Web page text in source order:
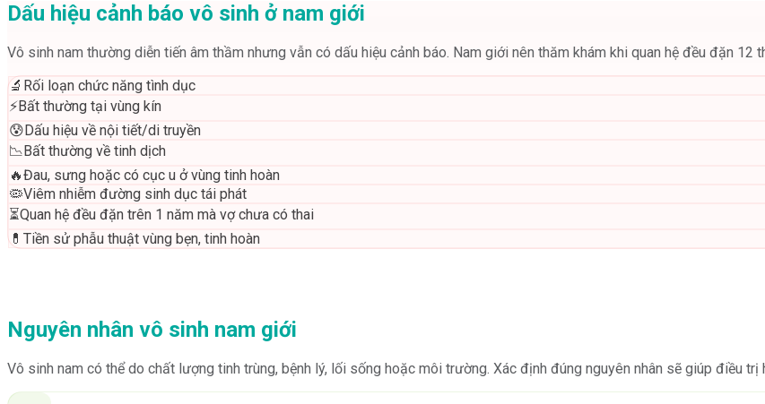
Dấu hiệu cảnh báo vô sinh ở nam giới
Vô sinh nam thường diễn tiến âm thầm nhưng vẫn có dấu hiệu cảnh báo. Nam giới nên thăm khám khi quan hệ đều đặn 12
🔬 Rối loạn chức năng tình dục
⚡Bất thường tại vùng kín
😰 Dấu hiệu về nội tiết/di truyền
📉 Bất thường về tinh dịch
🔥Đau, sưng hoặc có cục u ở vùng tinh hoàn
🦠Viêm nhiễm đường sinh dục tái phát
⏳Quan hệ đều đặn trên 1 năm mà vợ chưa có thai
💊 Tiền sử phẫu thuật vùng bẹn, tinh hoàn
Nguyên nhân vô sinh nam giới
Vô sinh nam có thể do chất lượng tinh trùng, bệnh lý, lối sống hoặc môi trường. Xác định đúng nguyên nhân sẽ giúp điều trị